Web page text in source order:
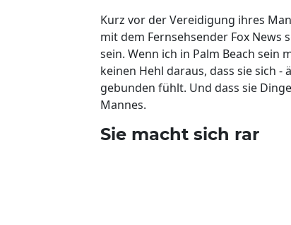
Kurz vor der Vereidigung ihres
mit dem Fernsehsender Fox News
sein. Wenn ich in Palm Beach sein
keinen Hehl daraus, dass sie sich
gebunden fühlt. Und dass sie
Mannes.
Sie macht sich rar